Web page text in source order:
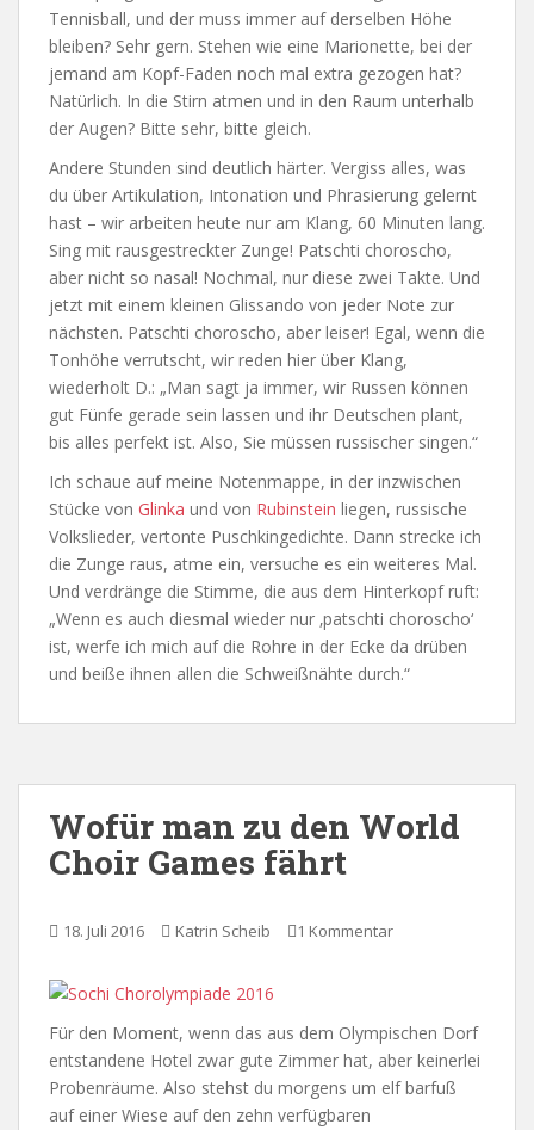
Tennisball, und der muss immer auf derselben Höhe
bleiben? Sehr gern. Stehen wie eine Marionette, bei der
jemand am Kopf-Faden noch mal extra gezogen hat?
Natürlich. In die Stirn atmen und in den Raum unterhalb
der Augen? Bitte sehr, bitte gleich.
Andere Stunden sind deutlich härter. Vergiss alles, was
du über Artikulation, Intonation und Phrasierung gelernt
hast – wir arbeiten heute nur am Klang, 60 Minuten lang.
Sing mit rausgestreckter Zunge! Patschti choroscho,
aber nicht so nasal! Nochmal, nur diese zwei Takte. Und
jetzt mit einem kleinen Glissando von jeder Note zur
nächsten. Patschti choroscho, aber leiser! Egal, wenn die
Tonhöhe verrutscht, wir reden hier über Klang,
wiederholt D.: „Man sagt ja immer, wir Russen können
gut Fünfe gerade sein lassen und ihr Deutschen plant,
bis alles perfekt ist. Also, Sie müssen russischer singen.“
Ich schaue auf meine Notenmappe, in der inzwischen
Stücke von Glinka und von Rubinstein liegen, russische
Volkslieder, vertonte Puschkingedichte. Dann strecke ich
die Zunge raus, atme ein, versuche es ein weiteres Mal.
Und verdränge die Stimme, die aus dem Hinterkopf ruft:
„Wenn es auch diesmal wieder nur ‚patschti choroscho‘
ist, werfe ich mich auf die Rohre in der Ecke da drüben
und beiße ihnen allen die Schweißnähte durch.“
Wofür man zu den World
Choir Games fährt
18. Juli 2016 Katrin Scheib 1 Kommentar
Für den Moment, wenn das aus dem Olympischen Dorf
entstandene Hotel zwar gute Zimmer hat, aber keinerlei
Probenräume. Also stehst du morgens um elf barfuß
auf einer Wiese auf den zehn verfügbaren